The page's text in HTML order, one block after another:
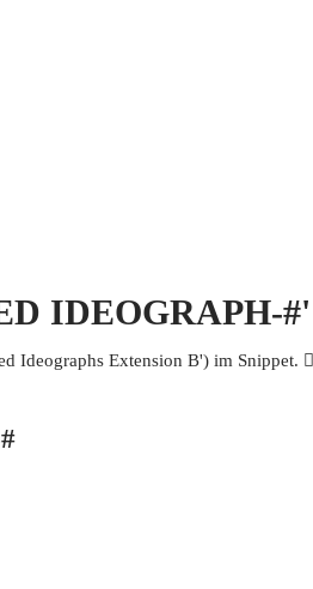
IDEOGRAPH-#'
Ideographs Extension B') im Snippet. 𩩖